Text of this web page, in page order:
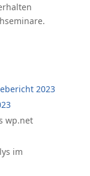
2023
wp.net
im